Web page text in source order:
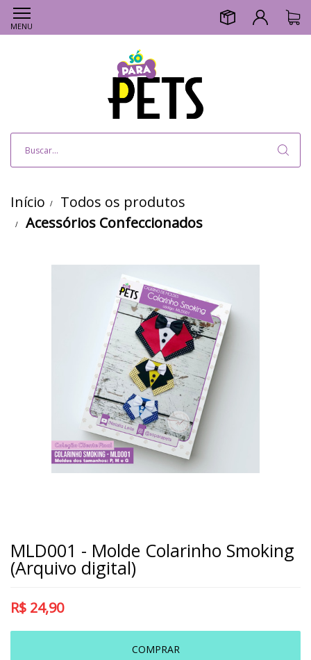
MENU
Início
Todos os produtos
Acessórios Confeccionados
MLD001 - Molde Colarinho Smoking
(Arquivo digital)
R$ 24,90
COMPRAR